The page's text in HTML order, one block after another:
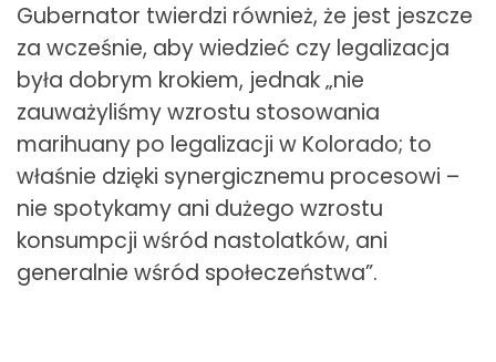
Gubernator twierdzi również, że jest jeszcze
za wcześnie, aby wiedzieć czy legalizacja
była dobrym krokiem, jednak „nie
zauważyliśmy wzrostu stosowania
marihuany po legalizacji w Kolorado; to
właśnie dzięki synergicznemu procesowi –
nie spotykamy ani dużego wzrostu
konsumpcji wśród nastolatków, ani
generalnie wśród społeczeństwa”.